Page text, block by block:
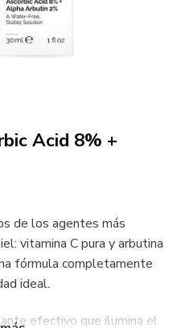
Acid 8% +
de los agentes más
vitamina C pura y arbutina
fórmula completamente
ideal.
efectivo que ilumina el